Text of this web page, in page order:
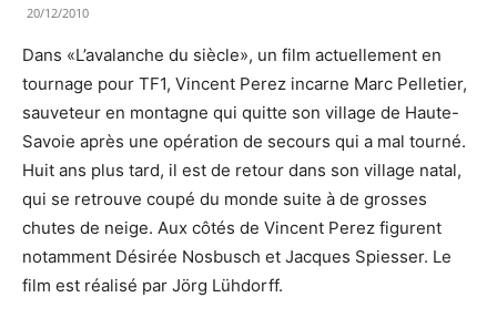
20/12/2010
Dans «L’avalanche du siècle», un film actuellement en
tournage pour TF1, Vincent Perez incarne Marc Pelletier,
sauveteur en montagne qui quitte son village de Haute-
Savoie après une opération de secours qui a mal tourné.
Huit ans plus tard, il est de retour dans son village natal,
qui se retrouve coupé du monde suite à de grosses
chutes de neige. Aux côtés de Vincent Perez figurent
notamment Désirée Nosbusch et Jacques Spiesser. Le
film est réalisé par Jörg Lühdorff.